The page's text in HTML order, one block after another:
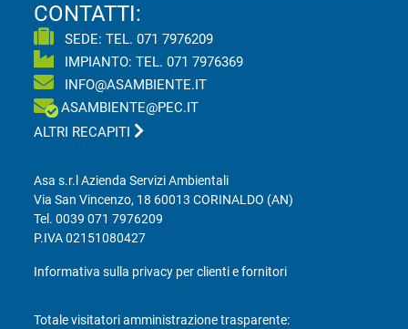
CONTATTI:
SEDE: TEL.071 7976209
IMPIANTO: TEL.071 7976369
INFO@ASAMBIENTE.IT
ASAMBIENTE@PEC.IT
ALTRI RECAPITI
Asa s.r.l Azienda Servizi Ambientali
Via San Vincenzo, 18 60013 CORINALDO (AN)
Tel.0039 071 7976209
P.IVA 02151080427
Informativa sulla privacy per clienti e fornitori
Totale visitatori amministrazione trasparente: